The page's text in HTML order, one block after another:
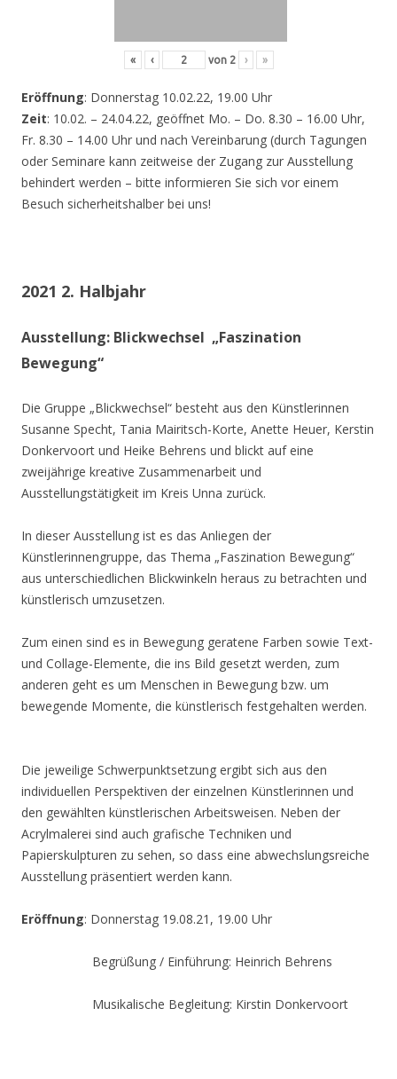
« ‹ von 2 › »
Eröffnung: Donnerstag 10.02.22, 19.00 Uhr
Zeit: 10.02. – 24.04.22, geöffnet Mo. – Do. 8.30 – 16.00 Uhr,
Fr. 8.30 – 14.00 Uhr und nach Vereinbarung (durch Tagungen
oder Seminare kann zeitweise der Zugang zur Ausstellung
behindert werden – bitte informieren Sie sich vor einem
Besuch sicherheitshalber bei uns!
2021 2. Halbjahr
Ausstellung: Blickwechsel „Faszination
Bewegung“
Die Gruppe „Blickwechsel“ besteht aus den Künstlerinnen
Susanne Specht, Tania Mairitsch-Korte, Anette Heuer, Kerstin
Donkervoort und Heike Behrens und blickt auf eine
zweijährige kreative Zusammenarbeit und
Ausstellungstätigkeit im Kreis Unna zurück.
In dieser Ausstellung ist es das Anliegen der
Künstlerinnengruppe, das Thema „Faszination Bewegung“
aus unterschiedlichen Blickwinkeln heraus zu betrachten und
künstlerisch umzusetzen.
Zum einen sind es in Bewegung geratene Farben sowie Text-
und Collage-Elemente, die ins Bild gesetzt werden, zum
anderen geht es um Menschen in Bewegung bzw. um
bewegende Momente, die künstlerisch festgehalten werden.
Die jeweilige Schwerpunktsetzung ergibt sich aus den
individuellen Perspektiven der einzelnen Künstlerinnen und
den gewählten künstlerischen Arbeitsweisen. Neben der
Acrylmalerei sind auch grafische Techniken und
Papierskulpturen zu sehen, so dass eine abwechslungsreiche
Ausstellung präsentiert werden kann.
Eröffnung: Donnerstag 19.08.21, 19.00 Uhr
Begrüßung / Einführung: Heinrich Behrens
Musikalische Begleitung: Kirstin Donkervoort